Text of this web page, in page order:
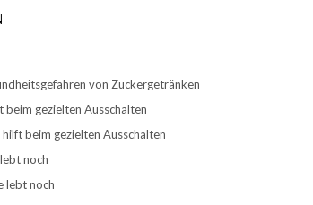
von Zuckergetränken
beim gezielten Ausschalten
hilft beim gezielten Ausschalten
noch
lebt noch